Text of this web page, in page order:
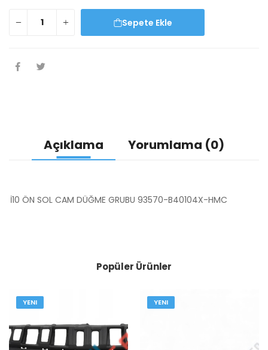
Sepete Ekle
Açıklama Yorumlama (0)
İ10 ÖN SOL CAM DÜĞME GRUBU 93570-B40104X-HMC
Popüler Ürünler
YENI YENI